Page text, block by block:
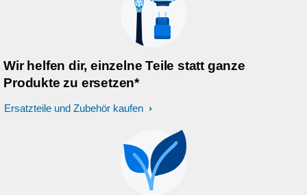
Wir helfen dir, einzelne Teile statt ganze
Produkte zu ersetzen*
Ersatzteile und Zubehör kaufen